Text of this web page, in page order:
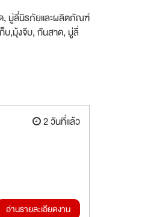
, มู่ลี่นิรภัยและผลิตภัณฑ์
บ,มุ้งจีบ, กันสาด, มู่ลี่
2 วันที่แล้ว
อ่านรายละเอียดงาน